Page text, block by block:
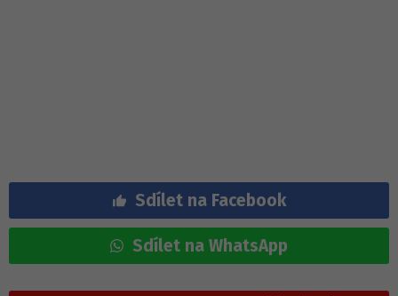
Sdílet na Facebook
Sdílet na WhatsApp